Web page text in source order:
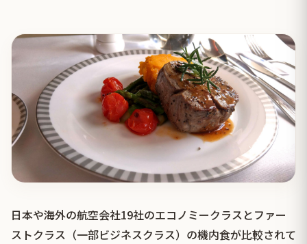
日本や海外の航空会社19社のエコノミークラスとファー
ストクラス（一部ビジネスクラス）の機内食が比較されて